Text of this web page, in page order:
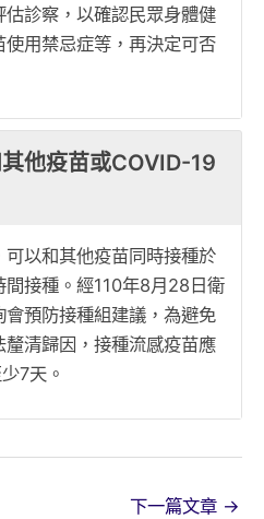
診察，以確認民眾身體健
用禁忌症等，再決定可否
他疫苗或COVID-19
以和其他疫苗同時接種於
間接種。經110年8月28日衛
預防接種組建議，為避免
清歸因，接種流感疫苗應
7天。
下一篇文章 →